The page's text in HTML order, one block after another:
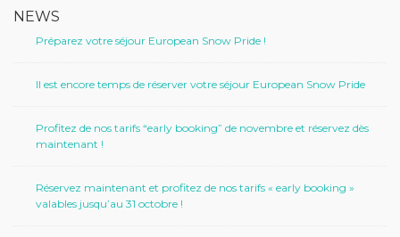
NEWS
Préparez votre séjour European Snow Pride !
Il est encore temps de réserver votre séjour European Snow Pride
Profitez de nos tarifs “early booking” de novembre et réservez dès
maintenant !
Réservez maintenant et profitez de nos tarifs « early booking »
valables jusqu’au 31 octobre !